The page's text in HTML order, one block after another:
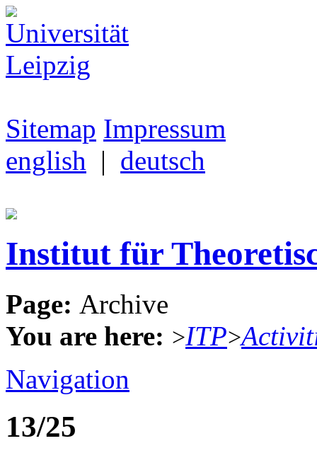
Sitemap Impressum
english | deutsch
Institut für
Page: Archive
You are here: >ITP>
Navigation
13/25